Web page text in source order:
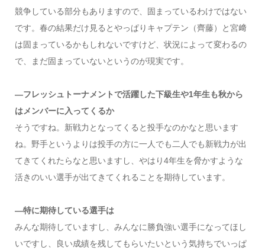
競争している部分もありますので、固まっているわけではない
です。春の結果だけ見るとやっぱりキャプテン（齊藤）と宮﨑
は固まっているかもしれないですけど、状況によって変わるの
で、まだ固まっていないというのが現実です。
―フレッシュトーナメントで活躍した下級生や1年生も秋から
はメンバーに入ってくるか
そうですね。新戦力となってくると投手なのかなと思います
ね。野手というよりは投手の方に一人でも二人でも新戦力が出
てきてくれたらなと思いますし、やはり4年生を脅かすような
活きのいい選手が出てきてくれることを期待しています。
―特に期待している選手は
みんな期待していますし、みんなに勝負強い選手になってほし
いですし、良い成績を残してもらいたいという気持ちでいっぱ